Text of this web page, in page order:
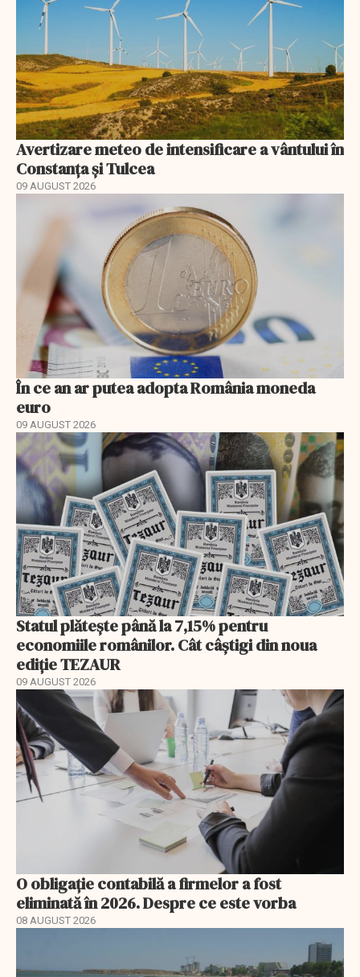
Avertizare meteo de intensificare a vântului în
Constanța și Tulcea
09 AUGUST 2026
În ce an ar putea adopta România moneda
euro
09 AUGUST 2026
Statul plătește până la 7,15% pentru
economiile românilor. Cât câștigi din noua
ediție TEZAUR
09 AUGUST 2026
O obligație contabilă a firmelor a fost
eliminată în 2026. Despre ce este vorba
08 AUGUST 2026